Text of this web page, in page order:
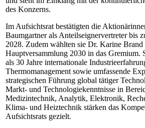
des Konzerns.
Im Aufsichtsrat bestätigten die
Baumgartner als Anteilseignervertreter bis
2028. Zudem wählten sie Dr. Karine Brand
Hauptversammlung 2030 in das Gremium.
als 30 Jahre internationale
Thermomanagement sowie umfassende
strategischen Führung global tätiger
Markt- und Technologiekenntnisse in
Medizintechnik, Analytik, Elektronik,
Klima- und Heiztechnik stärken das
Aufsichtsrats gezielt.